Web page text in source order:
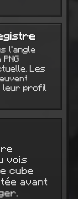
l'angle
Les
leur profil
vois
cube
avant